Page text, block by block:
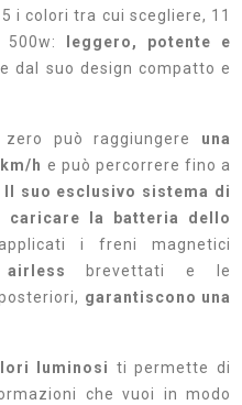
5 i colori tra cui scegliere, 11
leggero, potente e
dal suo design compatto e
può raggiungere una
h e può percorrere fino a
Il suo esclusivo sistema di
caricare la batteria dello
i freni magnetici
brevettati e le
garantiscono una
luminosi ti permette di
che vuoi in modo